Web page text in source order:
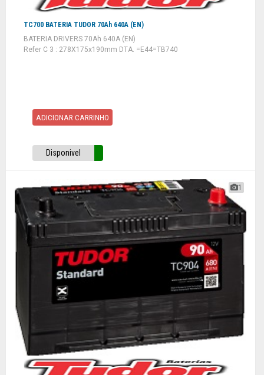
TC700 BATERIA TUDOR 70Ah 640A (EN)
BATERIA DRIVERS 70Ah 640A (EN)
Refer C 3 : 278X175x190mm DTA. =E44=TB740
ADICIONAR CARRINHO
Disponivel
1